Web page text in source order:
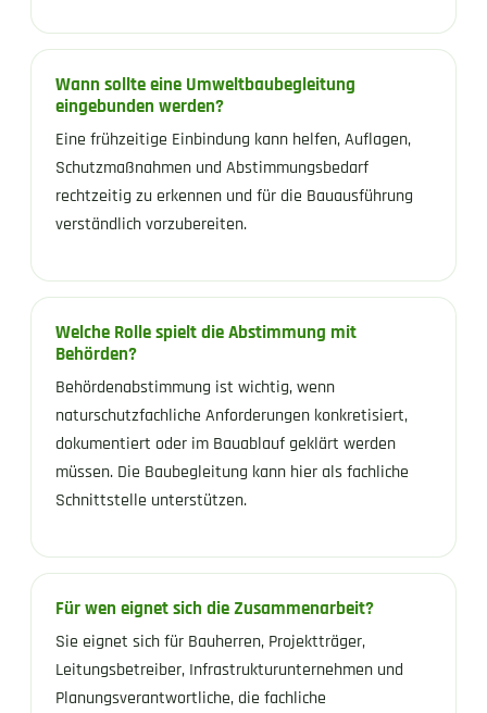
Wann sollte eine Umweltbaubegleitung
eingebunden werden?
Eine frühzeitige Einbindung kann helfen, Auflagen,
Schutzmaßnahmen und Abstimmungsbedarf
rechtzeitig zu erkennen und für die Bauausführung
verständlich vorzubereiten.
Welche Rolle spielt die Abstimmung mit
Behörden?
Behördenabstimmung ist wichtig, wenn
naturschutzfachliche Anforderungen konkretisiert,
dokumentiert oder im Bauablauf geklärt werden
müssen. Die Baubegleitung kann hier als fachliche
Schnittstelle unterstützen.
Für wen eignet sich die Zusammenarbeit?
Sie eignet sich für Bauherren, Projektträger,
Leitungsbetreiber, Infrastrukturunternehmen und
Planungsverantwortliche, die fachliche